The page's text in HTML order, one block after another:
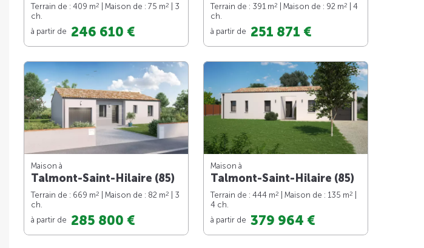
Terrain de : 409 m2 | Maison de : 75 m2
| 3
ch.
à partir de 246 610 €
Terrain de : 391 m2 | Maison de : 92 m2
| 4
ch.
à partir de 251 871 €
Maison à
Talmont-Saint-Hilaire (85)
Terrain de : 669 m2 | Maison de : 82 m2
| 3
ch.
à partir de 285 800 €
Maison à
Talmont-Saint-Hilaire (85)
Terrain de : 444 m2 | Maison de : 135 m2
4 ch.
à partir de 379 964 €